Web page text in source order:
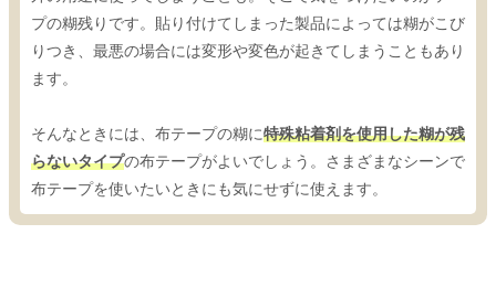
プの糊残りです。貼り付けてしまった製品によっては糊がこび
りつき、最悪の場合には変形や変色が起きてしまうこともあり
ます。
そんなときには、布テープの糊に特殊粘着剤を使用した糊が残
らないタイプの布テープがよいでしょう。さまざまなシーンで
布テープを使いたいときにも気にせずに使えます。